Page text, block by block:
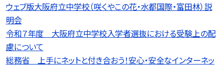
ウェブ版大阪府立中学校（咲くやこの花・水都国際・富田林）説
明会
令和７年度 大阪府立中学校入学者選抜における受験上の配
慮について
総務省 上手にネットと付き合おう！安心・安全なインターネッ